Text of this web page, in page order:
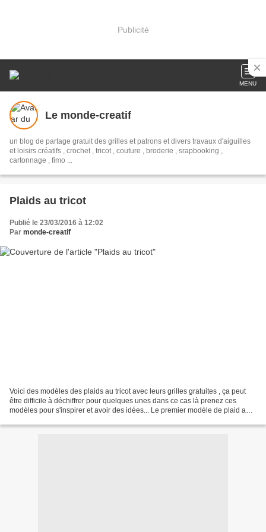
Publicité
MENU
Le monde-creatif
un blog de partage gratuit des grilles et patrons et divers travaux d'aiguilles
et loisirs créatifs , crochet , tricot , couture , broderie , srapbooking ,
cartonnage , fimo ...
Plaids au tricot
Publié le 23/03/2016 à 12:02
Par monde-creatif
Voici des modèles des plaids au tricot avec leurs grilles gratuites , ça peut
être difficile à déchiffrer pour quelques unes dans ce cas là prenez ces
modèles pour s'inspirer et avoir des idées... Le premier modèle de plaid au